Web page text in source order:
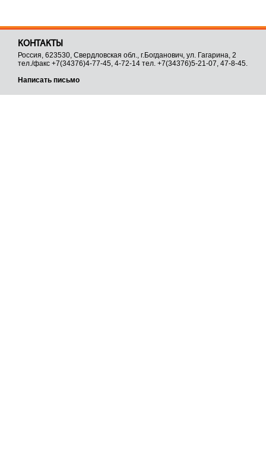
КОНТАКТЫ
Россия, 623530, Свердловская обл., г.Богданович, ул. Гагарина, 2
тел./факс +7(34376)4-77-45, 4-72-14 тел. +7(34376)5-21-07, 47-8-45.
Написать письмо